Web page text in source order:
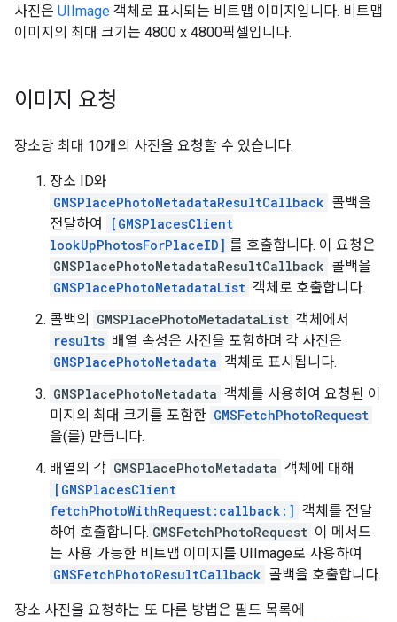
사진은 UIImage 객체로 표시되는 비트맵 이미지입니다. 비트맵
이미지의 최대 크기는 4800 x 4800픽셀입니다.
이미지 요청
장소당 최대 10개의 사진을 요청할 수 있습니다.
장소 ID와
GMSPlacePhotoMetadataResultCallback 콜백을
전달하여
[GMSPlacesClient
lookUpPhotosForPlaceID] 를 호출합니다. 이 요청은
GMSPlacePhotoMetadataResultCallback 콜백을
GMSPlacePhotoMetadataList 객체로 호출합니다.
콜백의
GMSPlacePhotoMetadataList 객체에서
results 배열 속성은 사진을 포함하며 각 사진은
GMSPlacePhotoMetadata 객체로 표시됩니다.
GMSPlacePhotoMetadata 객체를 사용하여 요청된 이
미지의 최대 크기를 포함한 GMSFetchPhotoRequest
을(를) 만듭니다.
배열의 각 GMSPlacePhotoMetadata 객체에 대해
[GMSPlacesClient
fetchPhotoWithRequest:callback:] 객체를 전달
하여 호출합니다. GMSFetchPhotoRequest 이 메서드
는 사용 가능한 비트맵 이미지를 UIImage로 사용하여
GMSFetchPhotoResultCallback 콜백을 호출합니다.
장소 사진을 요청하는 또 다른 방법은 필드 목록에